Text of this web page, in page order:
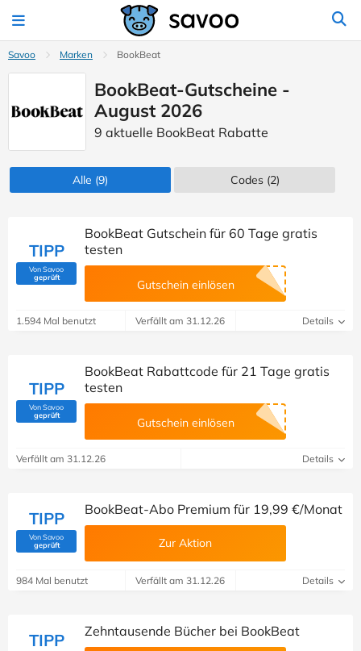
Savoo Marken BookBeat
BookBeat-Gutscheine -
August 2026
9 aktuelle BookBeat Rabatte
Alle (9) Codes(2)
TIPP
Von Savoo
geprüft(Von Savoo geprüft)
BookBeat Gutschein für 60 Tage gratis
testen
Gutschein einlösen
1.594 Mal benutzt Verfällt am 31.12.26 Details
TIPP
Von Savoo
geprüft(Von Savoo geprüft)
BookBeat Rabattcode für 21 Tage gratis
testen
Gutschein einlösen
Verfällt am 31.12.26 Details
TIPP
Von Savoo
geprüft(Von Savoo geprüft)
BookBeat-Abo Premium für 19,99 €/Monat
Zur Aktion
984 Mal benutzt Verfällt am 31.12.26 Details
TIPP Zehntausende Bücher bei BookBeat